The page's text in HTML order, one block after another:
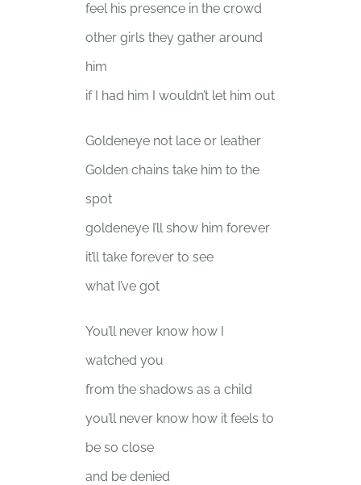
feel his presence in the crowd
other girls they gather around
him
if I had him I wouldn’t let him out
Goldeneye not lace or leather
Golden chains take him to the
spot
goldeneye I’ll show him forever
it’ll take forever to see
what I’ve got
You’ll never know how I
watched you
from the shadows as a child
you’ll never know how it feels to
be so close
and be denied